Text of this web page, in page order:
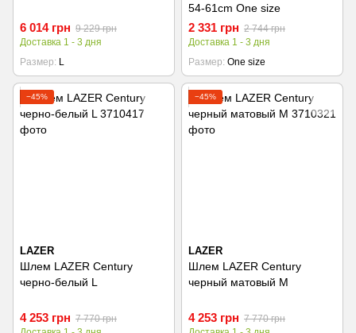
6 014 грн 9 229 грн
Доставка 1 - 3 дня
Размер
L
54-61cm One size
2 331 грн 2 744 грн
Доставка 1 - 3 дня
Размер One size
−45%
LAZER
Шлем LAZER Century
черно-белый L
4 253 грн 7 770 грн
−45%
LAZER
Шлем LAZER Century
черный матовый M
4 253 грн 7 770 грн